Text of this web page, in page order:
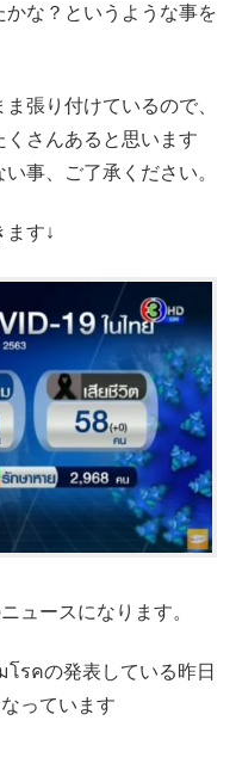
な？というような事を
張り付けているので、
さんあると思います
事、ご了承ください。
ます↓
ュースになります。
รคの発表している昨日
っています